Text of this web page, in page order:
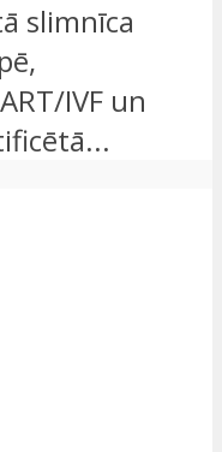
slimnīca
IVF un